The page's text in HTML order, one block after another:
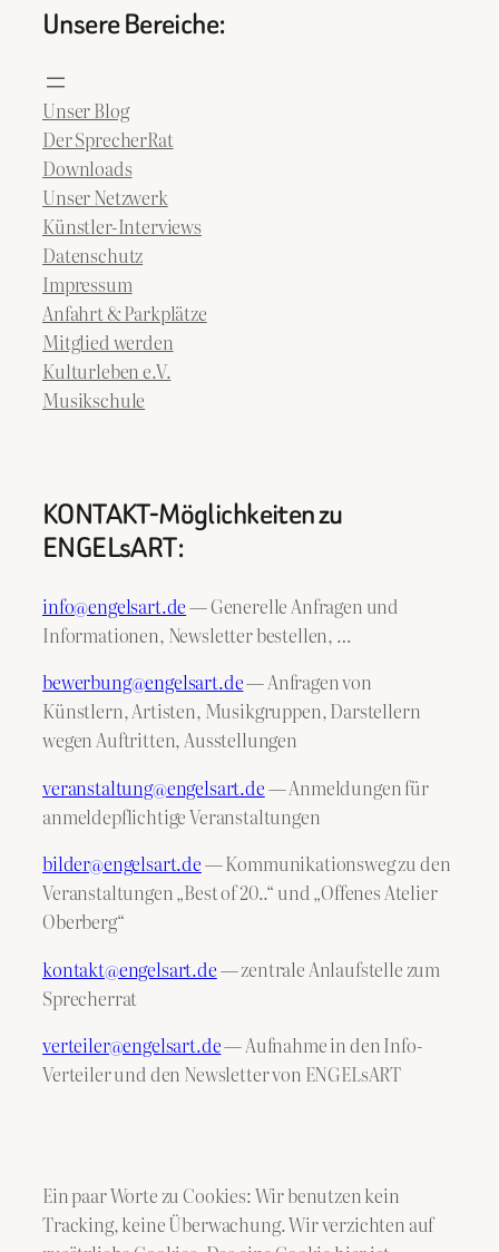
Unsere Bereiche:
Unser Blog
Der SprecherRat
Downloads
Unser Netzwerk
Künstler-Interviews
Datenschutz
Impressum
Anfahrt & Parkplätze
Mitglied werden
Kulturleben e.V.
Musikschule
KONTAKT-Möglichkeiten zu
ENGELsART:
info@engelsart.de— Generelle Anfragen und
Informationen, Newsletter bestellen, …
bewerbung@engelsart.de— Anfragen von
Künstlern, Artisten, Musikgruppen, Darstellern
wegen Auftritten, Ausstellungen
veranstaltung@engelsart.de— Anmeldungen für
anmeldepflichtige Veranstaltungen
bilder@engelsart.de— Kommunikationsweg zu den
Veranstaltungen „Best of 20..“ und „Offenes Atelier
Oberberg“
kontakt@engelsart.de— zentrale Anlaufstelle zum
Sprecherrat
verteiler@engelsart.de— Aufnahme in den Info-
Verteiler und den Newsletter von ENGELsART
Ein paar Worte zu Cookies: Wir benutzen kein
Tracking, keine Überwachung. Wir verzichten auf